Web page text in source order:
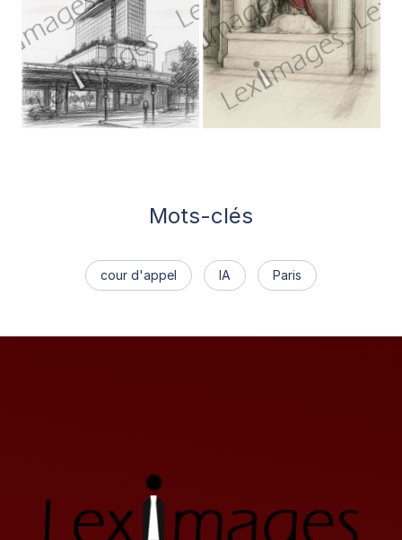
Mots-clés
cour d'appel IA Paris